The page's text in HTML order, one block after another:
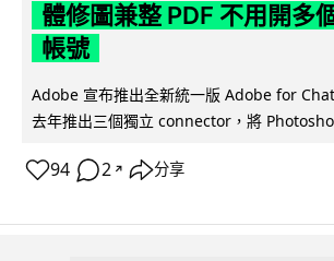
體修圖兼整 PDF 不用開多
帳號
Adobe 宣布推出全新統一版 Adobe for
去年推出三個獨立 connector，將
94 2 ↗ 分享